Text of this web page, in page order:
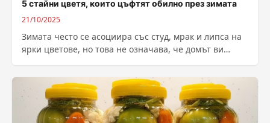
5 стайни цветя, които цъфтят обилно през зимата
21/10/2025
Зимата често се асоциира със студ, мрак и липса на
ярки цветове, но това не означава, че домът ви